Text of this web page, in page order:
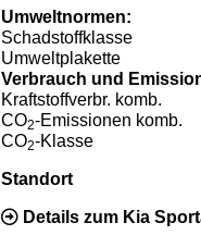
Umweltnormen:
Schadstoffklasse
Umweltplakette
Verbrauch und
Kraftstoffverbr. komb.
CO2-Emissionen komb.
CO2-Klasse
Standort
Details zum Kia